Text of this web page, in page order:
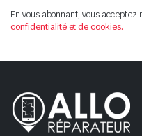
En vous abonnant, vous acceptez
confidentialité et de cookies.